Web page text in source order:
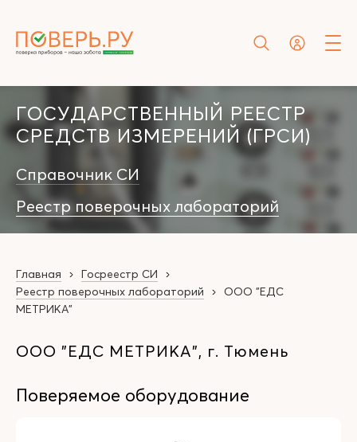
ГОСУДАРСТВЕННЫЙ РЕЕСТР
СРЕДСТВ ИЗМЕРЕНИЙ (ГРСИ)
Справочник СИ
Реестр поверочных лабораторий
Главная
Госреестр СИ
Реестр поверочных лабораторий
ООО "ЕДС
МЕТРИКА"
ООО "ЕДС МЕТРИКА", г. Тюмень
Поверяемое оборудование